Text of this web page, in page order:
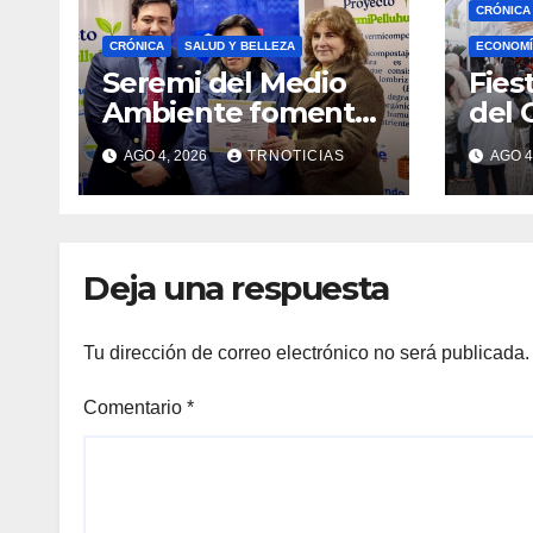
CRÓNICA SALUD Y BELLEZA
Seremi del Medio
Ambiente fomentó
iniciativa de
vermicompostaje
domiciliario en
AGO 4, 2026 TRNOTICIAS
CRÓNICA
del
AGO
Deja una respuesta
Tu dirección de correo electrónico no será publicada.
Comentario *